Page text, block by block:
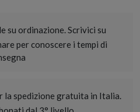
su ordinazione. Scrivici su
per conoscere i tempi di
la spedizione gratuita in Italia.